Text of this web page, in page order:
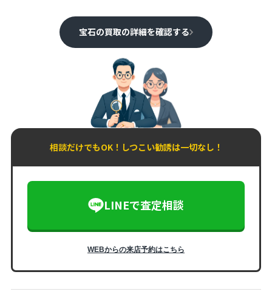
宝石の買取の詳細を確認する
相談だけでもOK！しつこい勧誘は一切なし！
LINEで査定相談
WEBからの来店予約はこちら